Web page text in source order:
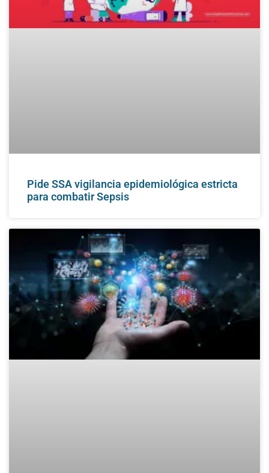
Pide SSA vigilancia epidemiológica estricta
para combatir Sepsis